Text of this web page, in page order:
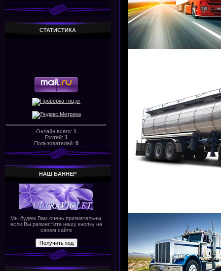
СТАТИСТИКА
Онлайн всего: 1
Гостей: 1
Пользователей: 0
НАШ БАHHЕР
Мы будем Вам очень признательны,
если Вы разместите нашу кнопку на
своем сайте